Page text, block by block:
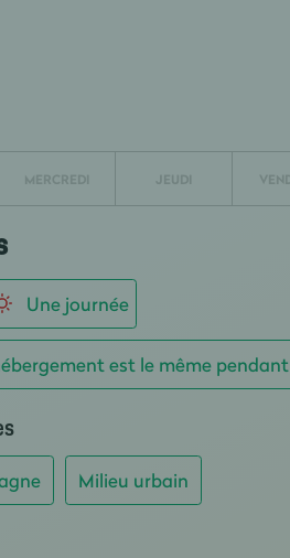
MERCREDI JEUDI
Une journée
est le même
Milieu urbain